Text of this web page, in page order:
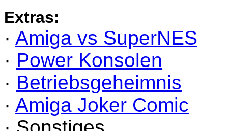
Extras:
· Amiga vs SuperNES
· Power Konsolen
· Betriebsgeheimnis
· Amiga Joker Comic